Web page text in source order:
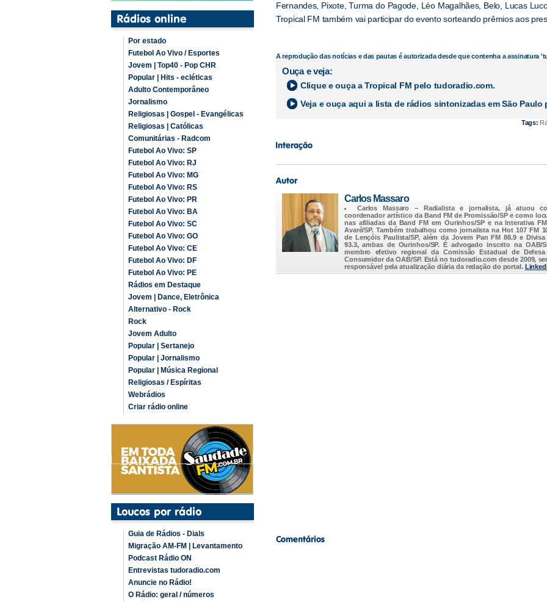
Por estado
Futebol Ao Vivo / Esportes
Jovem | Top40 - Pop CHR
Popular | Hits - ecléticas
Adulto Contemporâneo
Jornalismo
Religiosas | Gospel - Evangélicas
Religiosas | Católicas
Comunitárias - Radcom
Futebol Ao Vivo: SP
Futebol Ao Vivo: RJ
Futebol Ao Vivo: MG
Futebol Ao Vivo: RS
Futebol Ao Vivo: PR
Futebol Ao Vivo: BA
Futebol Ao Vivo: SC
Futebol Ao Vivo: GO
Futebol Ao Vivo: CE
Futebol Ao Vivo: DF
Futebol Ao Vivo: PE
Rádios em Destaque
Jovem | Dance, Eletrônica
Alternativo - Rock
Rock
Jovem Adulto
Popular | Sertanejo
Popular | Jornalismo
Popular | Música Regional
Religiosas / Espíritas
Webrádios
Criar rádio online
Guia de Rádios - Dials
Migração AM-FM | Levantamento
Podcast Rádio ON
Entrevistas tudoradio.com
Anuncie no Rádio!
O Rádio: geral / números
Fernandes, Pixote, Turma do Pagode, Léo Magalhães, Belo, Lucas
Tropical FM também vai participar do evento sorteando prêmios aos
A reprodução das notícias e das pautas é autorizada desde que contenha a assinatura
Ouça e veja:
Clique e ouça aTropical FM pelo tudoradio.com.
Veja e ouça aqui a lista de rádios sintonizadas emSão Paulo
Tags:
Carlos Massaro
Carlos Massaro – Radialista e jornalista, já atuou
coordenador artístico da Band FM de Promissão/SP e como
nas afiliadas da Band FM em Ourinhos/SP e na Interativa
Avaré/SP. Também trabalhou como jornalista na Hot 107 FM
de Lençóis Paulista/SP, além da Jovem Pan FM 88.9 e Divisa
93.3, ambas de Ourinhos/SP. É advogado inscrito na OAB/
membro efetivo regional da Comissão Estadual de
Consumidor da OAB/SP. Está notudoradio.com desde 2009,
responsável pela atualização diária da redação do portal.